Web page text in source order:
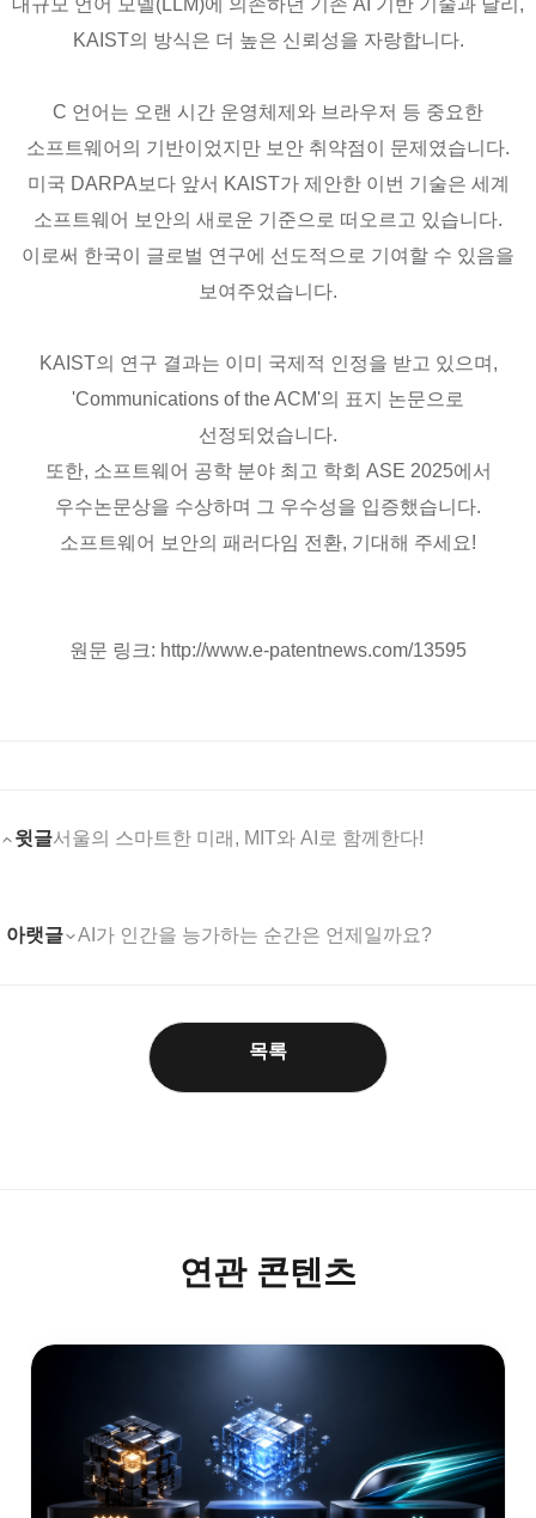
대규모 언어 모델(LLM)에 의존하던 기존 AI 기반 기술과 달리,
KAIST의 방식은 더 높은 신뢰성을 자랑합니다.
C 언어는 오랜 시간 운영체제와 브라우저 등 중요한
소프트웨어의 기반이었지만 보안 취약점이 문제였습니다.
미국 DARPA보다 앞서 KAIST가 제안한 이번 기술은 세계
소프트웨어 보안의 새로운 기준으로 떠오르고 있습니다.
이로써 한국이 글로벌 연구에 선도적으로 기여할 수 있음을
보여주었습니다.
KAIST의 연구 결과는 이미 국제적 인정을 받고 있으며,
'Communications of the ACM'의 표지 논문으로
선정되었습니다.
또한, 소프트웨어 공학 분야 최고 학회 ASE 2025에서
우수논문상을 수상하며 그 우수성을 입증했습니다.
소프트웨어 보안의 패러다임 전환, 기대해 주세요!
원문 링크: http://www.e-patentnews.com/13595
윗글서울의 스마트한 미래, MIT와 AI로 함께한다!
AI가 인간을 능가하는 순간은 언제일까요?
아랫글
목록
연관 콘텐츠